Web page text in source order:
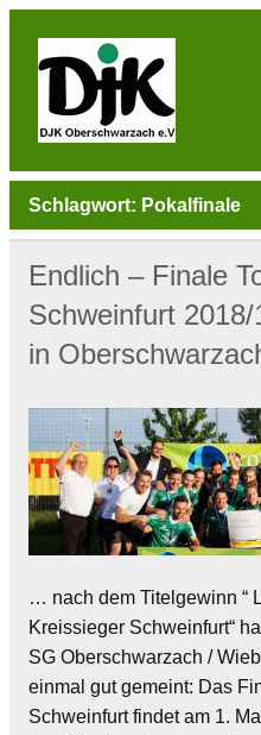
Skip
BEWEGEN! … Sport &
Schlagwort: Pokalfinale
Endlich – Finale
Schweinfurt
in
… nach dem Titelgewinn “
Kreissieger Schweinfurt“
SG Oberschwarzach /
einmal gut gemeint: Das
Schweinfurt findet am 1.